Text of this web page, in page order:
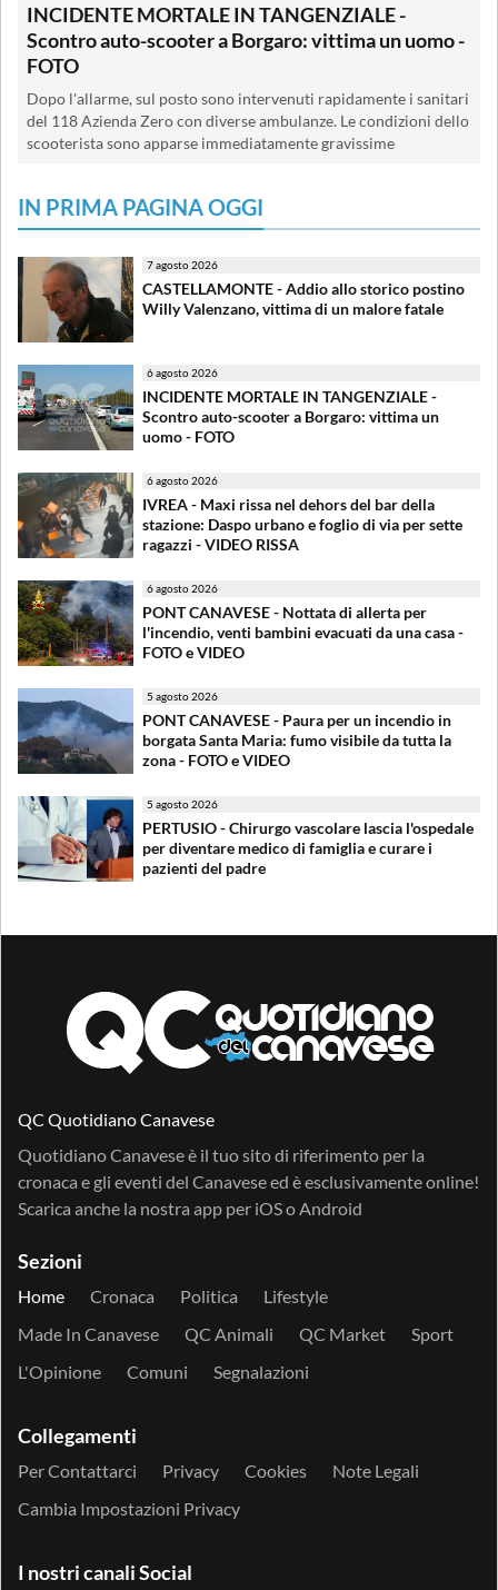
INCIDENTE MORTALE IN TANGENZIALE -
Scontro auto-scooter a Borgaro: vittima un uomo -
FOTO
Dopo l'allarme, sul posto sono intervenuti rapidamente i sanitari
del 118 Azienda Zero con diverse ambulanze. Le condizioni dello
scooterista sono apparse immediatamente gravissime
IN PRIMA PAGINA OGGI
7 agosto 2026
CASTELLAMONTE - Addio allo storico postino
Willy Valenzano, vittima di un malore fatale
6 agosto 2026
INCIDENTE MORTALE IN TANGENZIALE -
Scontro auto-scooter a Borgaro: vittima un
uomo - FOTO
6 agosto 2026
IVREA - Maxi rissa nel dehors del bar della
stazione: Daspo urbano e foglio di via per sette
ragazzi - VIDEO RISSA
6 agosto 2026
PONT CANAVESE - Nottata di allerta per
l'incendio, venti bambini evacuati da una casa -
FOTO e VIDEO
5 agosto 2026
PONT CANAVESE - Paura per un incendio in
borgata Santa Maria: fumo visibile da tutta la
zona - FOTO e VIDEO
5 agosto 2026
PERTUSIO - Chirurgo vascolare lascia l'ospedale
per diventare medico di famiglia e curare i
pazienti del padre
QC Quotidiano Canavese
Quotidiano Canavese è il tuo sito di riferimento per la
cronaca e gli eventi del Canavese ed è esclusivamente online!
Scarica anche la nostra app per iOSoAndroid
Sezioni
Home Cronaca Politica
Lifestyle
Made In Canavese
QC Animali QC Market
Sport
L'Opinione
Comuni Segnalazioni
Collegamenti
Per Contattarci Privacy Cookies
Note Legali
Cambia Impostazioni Privacy
I nostri canali Social